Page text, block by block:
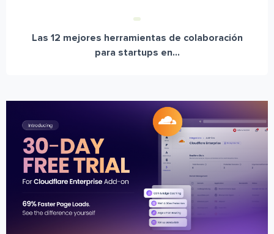
Las 12 mejores herramientas de colaboración
para startups en...